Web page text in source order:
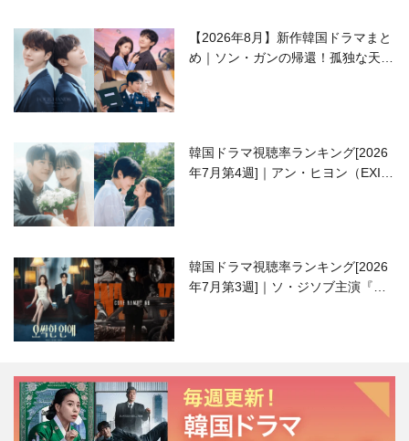
【2026年8月】新作韓国ドラマまと
め｜ソン・ガンの帰還！孤独な天才
韓国ドラマ視聴率ランキング[2026
年7月第4週]｜アン・ヒヨン（EXID
韓国ドラマ視聴率ランキング[2026
年7月第3週]｜ソ・ジソブ主演『エ